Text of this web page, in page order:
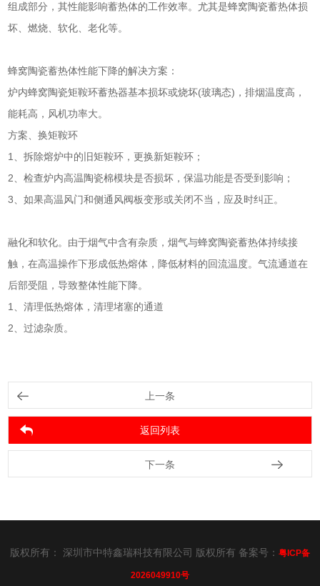
组成部分，其性能影响蓄热体的工作效率。尤其是蜂窝陶瓷蓄热体损
坏、燃烧、软化、老化等。
蜂窝陶瓷蓄热体性能下降的解决方案：
炉内蜂窝陶瓷矩鞍环蓄热器基本损坏或烧坏(玻璃态)，排烟温度高，
能耗高，风机功率大。
方案、换矩鞍环
1、拆除熔炉中的旧矩鞍环，更换新矩鞍环；
2、检查炉内高温陶瓷棉模块是否损坏，保温功能是否受到影响；
3、如果高温风门和侧通风阀板变形或关闭不当，应及时纠正。
融化和软化。由于烟气中含有杂质，烟气与蜂窝陶瓷蓄热体持续接
触，在高温操作下形成低热熔体，降低材料的回流温度。气流通道在
后部受阻，导致整体性能下降。
1、清理低热熔体，清理堵塞的通道
2、过滤杂质。
上一条
返回列表
下一条
版权所有： 深圳市中特鑫瑞科技有限公司 版权所有 备案号： 粤ICP备
2026049910号